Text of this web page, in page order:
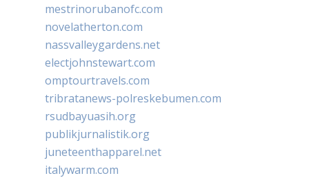
mestrinorubanofc.com
novelatherton.com
nassvalleygardens.net
electjohnstewart.com
omptourtravels.com
tribratanews-polreskebumen.com
rsudbayuasih.org
publikjurnalistik.org
juneteenthapparel.net
italywarm.com